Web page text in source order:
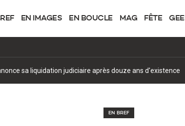
EN IMAGES EN BOUCLE MAG FÊTE
sa liquidation judiciaire après douze ans d'existence
EN BREF